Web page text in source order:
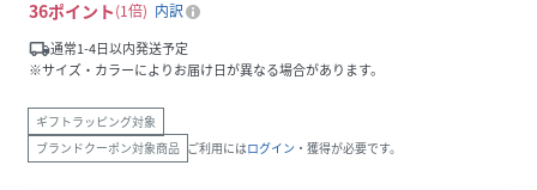
36ポイント 1倍
内訳
local_shipping通常1-4日以内発送予定
※サイズ・カラーによりお届け日が異なる場合があります。
ギフトラッピング対象
ブランドクーポン対象商品 ご利用にはログイン ・獲得が必要です。